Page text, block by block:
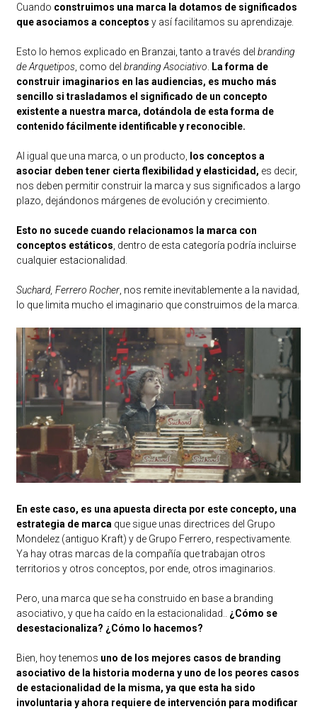
Cuando construimos una marca la dotamos de significados
que asociamos a conceptos y así facilitamos su aprendizaje.
Esto lo hemos explicado en Branzai, tanto a través del branding
de Arquetipos, como del branding Asociativo
La forma de
construir imaginarios en las audiencias, es mucho más
sencillo si trasladamos el significado de un concepto
existente a nuestra marca, dotándola de esta forma de
contenido fácilmente identificable y reconocible.
Al igual que una marca, o un producto,
los conceptos a
asociar deben tener cierta flexibilidad y elasticidad, es decir,
nos deben permitir construir la marca y sus significados a largo
plazo, dejándonos márgenes de evolución y crecimiento.
Esto no sucede cuando relacionamos la marca con
conceptos estáticos , dentro de esta categoría podría incluirse
cualquier estacionalidad.
Suchard, Ferrero Rocher, nos remite inevitablemente a la navidad,
lo que limita mucho el imaginario que construimos de la marca.
En este caso, es una apuesta directa por este concepto, una
estrategia de marcaque sigue unas directrices del Grupo
Mondelez (antiguo Kraft) y de Grupo Ferrero, respectivamente.
Ya hay otras marcas de la compañía que trabajan otros
territorios y otros conceptos, por ende, otros imaginarios.
Pero, una marca que se ha construido en base a branding
asociativo, y que ha caído en la estacionalidad.. ¿Cómo se
desestacionaliza? ¿Cómo lo hacemos?
Bien, hoy tenemos uno de los mejores casos de branding
asociativo de la historia moderna y uno de los peores casos
de estacionalidad de la misma, ya que esta ha sido
involuntaria y ahora requiere de intervención para modificar